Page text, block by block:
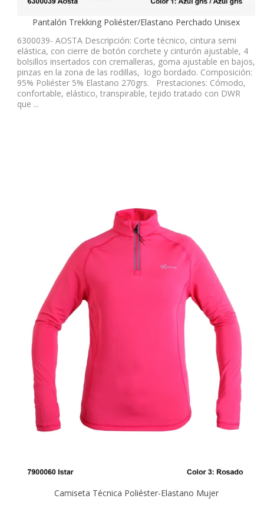
Pantalón Trekking Poliéster/Elastano Perchado Unisex
6300039- AOSTA Descripción: Corte técnico, cintura semi
elástica, con cierre de botón corchete y cinturón ajustable, 4
bolsillos insertados con cremalleras, goma ajustable en bajos,
pinzas en la zona de las rodillas, logo bordado. Composición:
95% Poliéster 5% Elastano 270grs. Prestaciones: Cómodo,
confortable, elástico, transpirable, tejido tratado con DWR
que ...
Camiseta Técnica Poliéster-Elastano Mujer